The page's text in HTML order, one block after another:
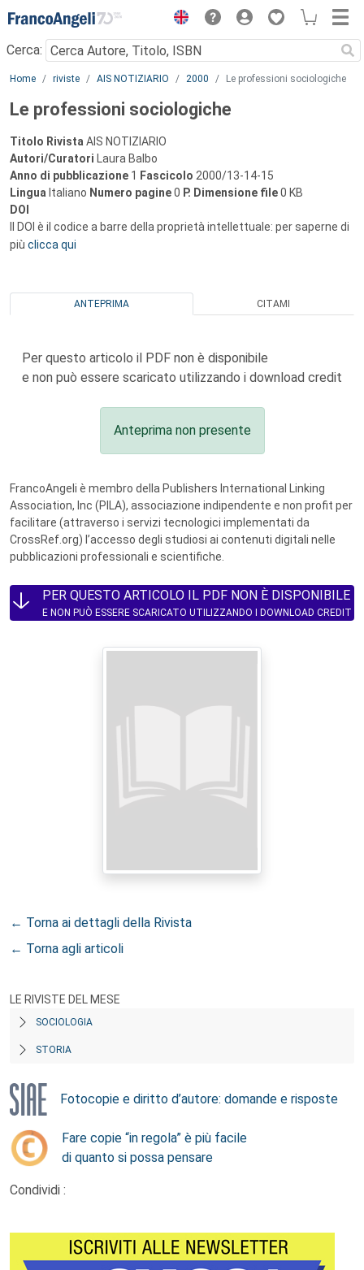
Menu
Cerca:
Main content
Home riviste AIS NOTIZIARIO 2000 Le professioni sociologiche
Le professioni sociologiche
Titolo Rivista AIS NOTIZIARIO
Autori/Curatori Laura Balbo
Anno di pubblicazione 1 Fascicolo 2000/13-14-15
Lingua Italiano Numero pagine0 P. Dimensione file0 KB
DOI
Il DOI è il codice a barre della proprietà intellettuale: per saperne di
più clicca qui
ANTEPRIMA CITAMI
Per questo articolo il PDF non è disponibile
e non può essere scaricato utilizzando i download credit
Anteprima non presente
FrancoAngeli è membro della Publishers International Linking
Association, Inc (PILA), associazione indipendente e non profit per
facilitare (attraverso i servizi tecnologici implementati da
CrossRef.org) l’accesso degli studiosi ai contenuti digitali nelle
pubblicazioni professionali e scientifiche.
PER QUESTO ARTICOLO IL PDF NON È DISPONIBILE
E NON PUÒ ESSERE SCARICATO UTILIZZANDO I DOWNLOAD CREDIT
← Torna ai dettagli della Rivista
← Torna agli articoli
LE RIVISTE DEL MESE
SOCIOLOGIA
STORIA
Fotocopie e diritto d’autore: domande e risposte
Fare copie “in regola” è più facile
di quanto si possa pensare
Condividi :